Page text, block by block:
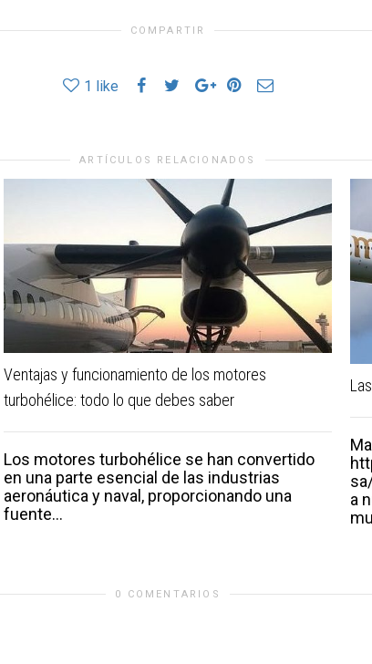
COMPARTIR
1 like
ARTÍCULOS RELACIONADOS
Ventajas y funcionamiento de los motores
turbohélice: todo lo que debes saber
Los motores turbohélice se han convertido
en una parte esencial de las industrias
aeronáutica y naval, proporcionando una
fuente...
a
0 COMENTARIOS